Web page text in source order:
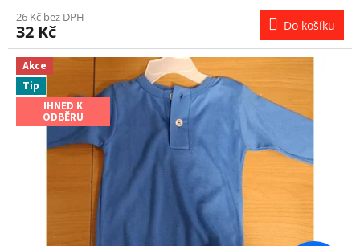
26 Kč bez DPH
32 Kč Do košíku
Akce
Tip
IHNED K
ODBĚRU